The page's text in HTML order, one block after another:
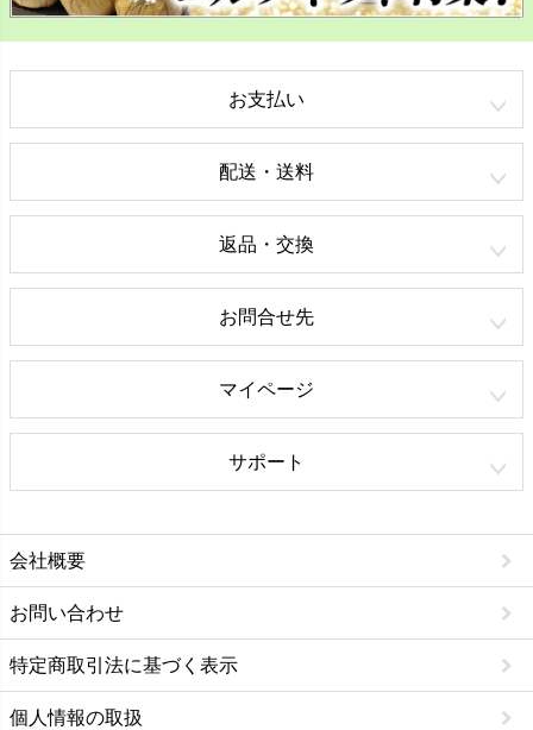
お支払い
配送・送料
返品・交換
お問合せ先
マイページ
サポート
会社概要
お問い合わせ
特定商取引法に基づく表示
個人情報の取扱